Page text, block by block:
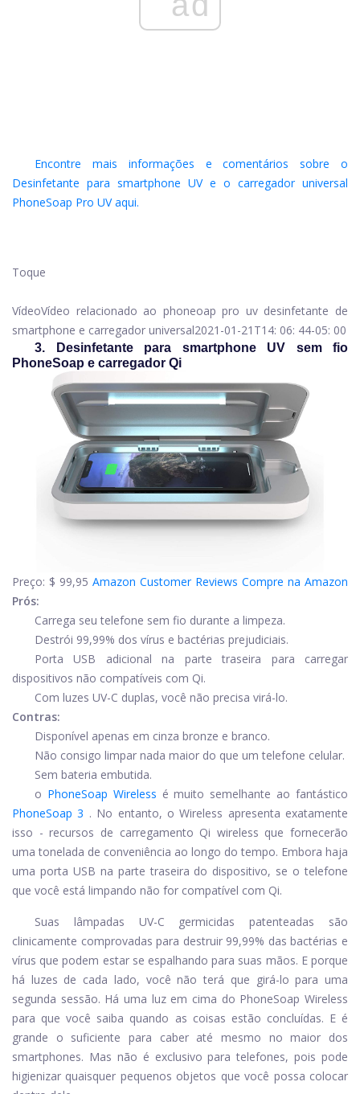
Encontre mais informações e comentários sobre o
Desinfetante para smartphone UV e o carregador universal
PhoneSoap Pro UV aqui.
Toque
VídeoVídeo relacionado ao phoneoap pro uv desinfetante de
smartphone e carregador universal2021-01-21T14: 06: 44-05: 00
3. Desinfetante para smartphone UV sem fio
PhoneSoap e carregador Qi
Preço: $ 99,95 Amazon Customer Reviews Compre na Amazon
Prós:
Carrega seu telefone sem fio durante a limpeza.
Destrói 99,99% dos vírus e bactérias prejudiciais.
Porta USB adicional na parte traseira para carregar
dispositivos não compatíveis com Qi.
Com luzes UV-C duplas, você não precisa virá-lo.
Contras:
Disponível apenas em cinza bronze e branco.
Não consigo limpar nada maior do que um telefone celular.
Sem bateria embutida.
o PhoneSoap Wireless é muito semelhante ao fantástico
PhoneSoap 3 . No entanto, o Wireless apresenta exatamente
isso - recursos de carregamento Qi wireless que fornecerão
uma tonelada de conveniência ao longo do tempo. Embora haja
uma porta USB na parte traseira do dispositivo, se o telefone
que você está limpando não for compatível com Qi.
Suas lâmpadas UV-C germicidas patenteadas são
clinicamente comprovadas para destruir 99,99% das bactérias e
vírus que podem estar se espalhando para suas mãos. E porque
há luzes de cada lado, você não terá que girá-lo para uma
segunda sessão. Há uma luz em cima do PhoneSoap Wireless
para que você saiba quando as coisas estão concluídas. E é
grande o suficiente para caber até mesmo no maior dos
smartphones. Mas não é exclusivo para telefones, pois pode
higienizar quaisquer pequenos objetos que você possa colocar